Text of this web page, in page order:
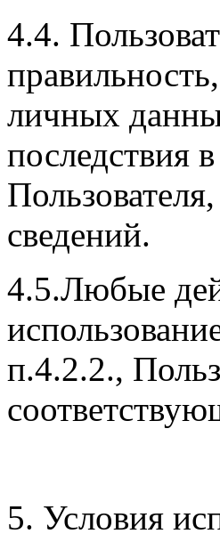
4.4.
личных
последствия
сведений.
4.5.Любые
п.4.2.2.,
5. Условия